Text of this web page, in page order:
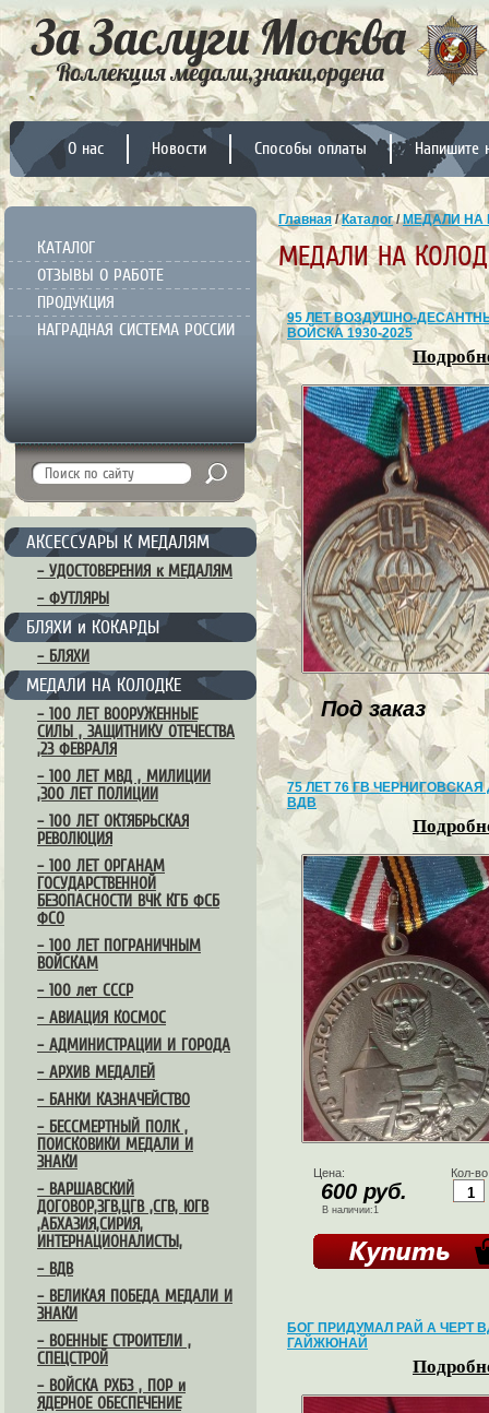
О нас Новости Способы оплаты Напишите
КАТАЛОГ
ОТЗЫВЫ О РАБОТЕ
ПРОДУКЦИЯ
НАГРАДНАЯ СИСТЕМА РОССИИ
АКСЕССУАРЫ К МЕДАЛЯМ
– УДОСТОВЕРЕНИЯ к МЕДАЛЯМ
– ФУТЛЯРЫ
БЛЯХИ и КОКАРДЫ
– БЛЯХИ
МЕДАЛИ НА КОЛОДКЕ
– 100 ЛЕТ ВООРУЖЕННЫЕ
СИЛЫ , ЗАЩИТНИКУ ОТЕЧЕСТВА
,23 ФЕВРАЛЯ
– 100 ЛЕТ МВД , МИЛИЦИИ
,300 ЛЕТ ПОЛИЦИИ
– 100 ЛЕТ ОКТЯБРЬСКАЯ
РЕВОЛЮЦИЯ
– 100 ЛЕТ ОРГАНАМ
ГОСУДАРСТВЕННОЙ
БЕЗОПАСНОСТИ ВЧК КГБ ФСБ
ФСО
– 100 ЛЕТ ПОГРАНИЧНЫМ
ВОЙСКАМ
– 100 лет СССР
– АВИАЦИЯ КОСМОС
– АДМИНИСТРАЦИИ И ГОРОДА
– АРХИВ МЕДАЛЕЙ
– БАНКИ КАЗНАЧЕЙСТВО
– БЕССМЕРТНЫЙ ПОЛК ,
ПОИСКОВИКИ МЕДАЛИ И
ЗНАКИ
– ВАРШАВСКИЙ
ДОГОВОР,ЗГВ,ЦГВ ,СГВ, ЮГВ
,АБХАЗИЯ,СИРИЯ,
ИНТЕРНАЦИОНАЛИСТЫ,
– ВДВ
– ВЕЛИКАЯ ПОБЕДА МЕДАЛИ И
ЗНАКИ
– ВОЕННЫЕ СТРОИТЕЛИ ,
СПЕЦСТРОЙ
– ВОЙСКА РХБЗ , ПОР и
ЯДЕРНОЕ ОБЕСПЕЧЕНИЕ
Главная/Каталог/МЕДАЛИ НА
МЕДАЛИ НА
95 ЛЕТ ВОЗДУШНО-
ВОЙСКА 1930-2025
Под заказ
75 ЛЕТ 76 ГВ
ВДВ
Цена:
600 руб.
В наличии:1
Кол-
БОГ ПРИДУМАЛ РАЙ А ЧЕРТ
ГАЙЖЮНАЙ